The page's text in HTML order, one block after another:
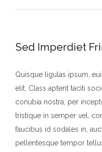
Sed Imperdiet
Quisque ligulas ipsum,
elit. Class aptent taciti
conubia nostra, per
tristique in semper vel,
faucibus id sodales in,
pellentesque tempor